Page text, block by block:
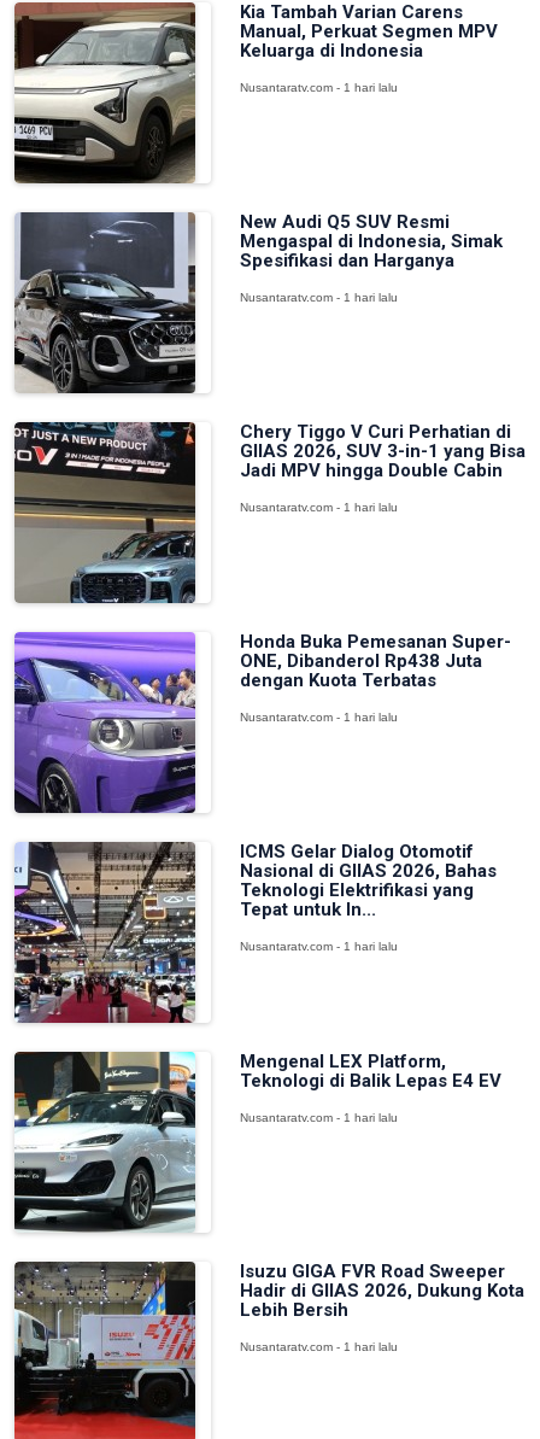
Kia Tambah Varian Carens
Manual, Perkuat Segmen MPV
Keluarga di Indonesia
Nusantaratv.com - 1 hari lalu
New Audi Q5 SUV Resmi
Mengaspal di Indonesia, Simak
Spesifikasi dan Harganya
Nusantaratv.com - 1 hari lalu
Chery Tiggo V Curi Perhatian di
GIIAS 2026, SUV 3-in-1 yang Bisa
Jadi MPV hingga Double Cabin
Nusantaratv.com - 1 hari lalu
Honda Buka Pemesanan Super-
ONE, Dibanderol Rp438 Juta
dengan Kuota Terbatas
Nusantaratv.com - 1 hari lalu
ICMS Gelar Dialog Otomotif
Nasional di GIIAS 2026, Bahas
Teknologi Elektrifikasi yang
Tepat untuk In...
Nusantaratv.com - 1 hari lalu
Mengenal LEX Platform,
Teknologi di Balik Lepas E4 EV
Nusantaratv.com - 1 hari lalu
Isuzu GIGA FVR Road Sweeper
Hadir di GIIAS 2026, Dukung Kota
Lebih Bersih
Nusantaratv.com - 1 hari lalu